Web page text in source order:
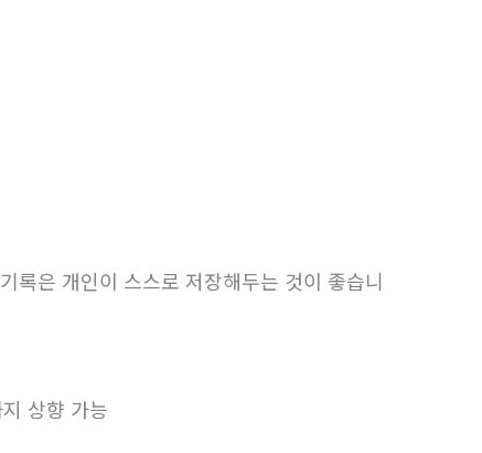
록은 개인이 스스로 저장해두는 것이 좋습니
상향 가능